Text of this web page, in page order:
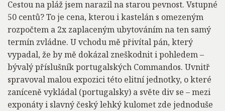
Cestou na pláž jsem narazil na starou pevnost. Vstupné
50 centů? To je cena, kterou i kastelán s omezeným
rozpočtem a 2x zaplaceným ubytováním na ten samý
termín zvládne. U vchodu mě přivítal pán, který
vypadal, že by mě dokázal zneškodnit i pohledem –
bývalý příslušník portugalských Commandos. Uvnitř
spravoval malou expozici této elitní jednotky, o které
zaníceně vykládal (portugalsky) a světe div se – mezi
exponáty i slavný český lehký kulomet zde jednoduše